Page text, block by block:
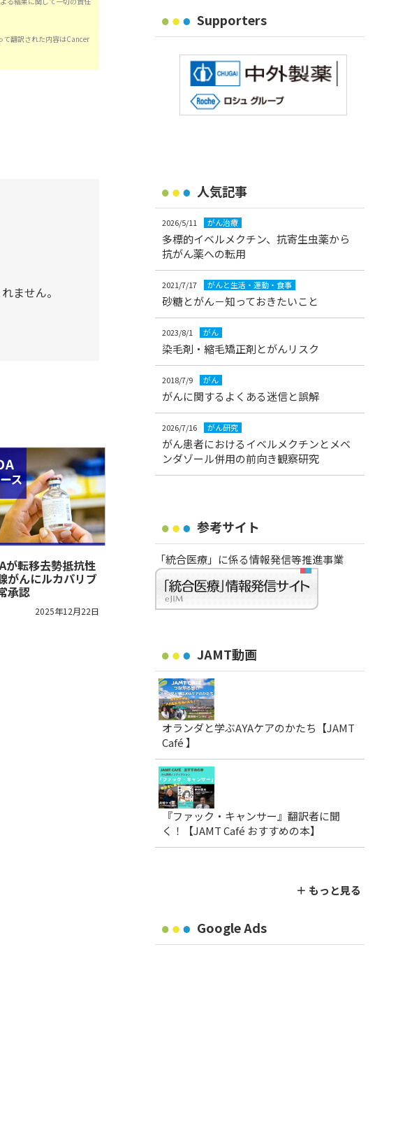
て翻訳された内容はCancer
ません。
が転移去勢抵抗性
がんにルカパリブ
承認
2025年12月22日
Supporters
人気記事
2026/5/11 がん治療
多標的イベルメクチン、抗寄生虫薬から
抗がん薬への転用
2021/7/17 がんと生活・運動・食事
砂糖とがん－知っておきたいこと
2023/8/1 がん
染毛剤・縮毛矯正剤とがんリスク
2018/7/9 がん
がんに関するよくある迷信と誤解
2026/7/16 がん研究
がん患者におけるイベルメクチンとメベ
ンダゾール併用の前向き観察研究
参考サイト
「統合医療」に係る情報発信等推進事業
JAMT動画
オランダと学ぶAYAケアのかたち【JAMT
Café 】
『ファック・キャンサー』翻訳者に聞
く！【JAMT Café おすすめの本】
＋ もっと見る
Google Ads